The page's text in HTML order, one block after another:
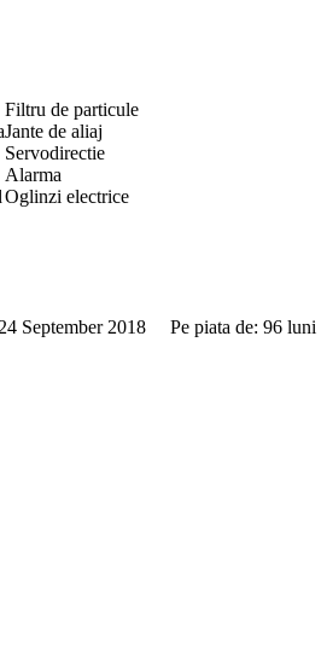
Filtru de particule
Jante de aliaj
Servodirectie
Alarma
Oglinzi electrice
24 September 2018 Pe piata de: 96